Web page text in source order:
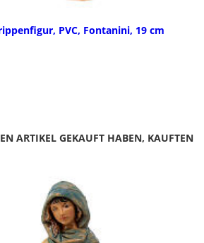
PVC, Fontanini, 19 cm
ARTIKEL GEKAUFT HABEN, KAUFTEN